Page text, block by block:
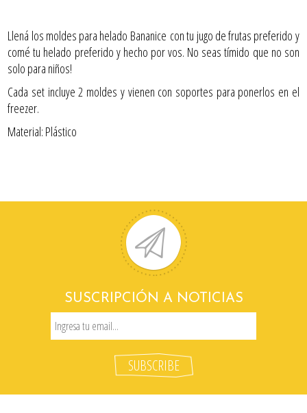
Llená los moldes para helado Bananice con tu jugo de frutas preferido y
comé tu helado preferido y hecho por vos. No seas tímido que no son
solo para niños!
Cada set incluye 2 moldes y vienen con soportes para ponerlos en el
freezer.
Material: Plástico
SUSCRIPCIÓN A NOTICIAS